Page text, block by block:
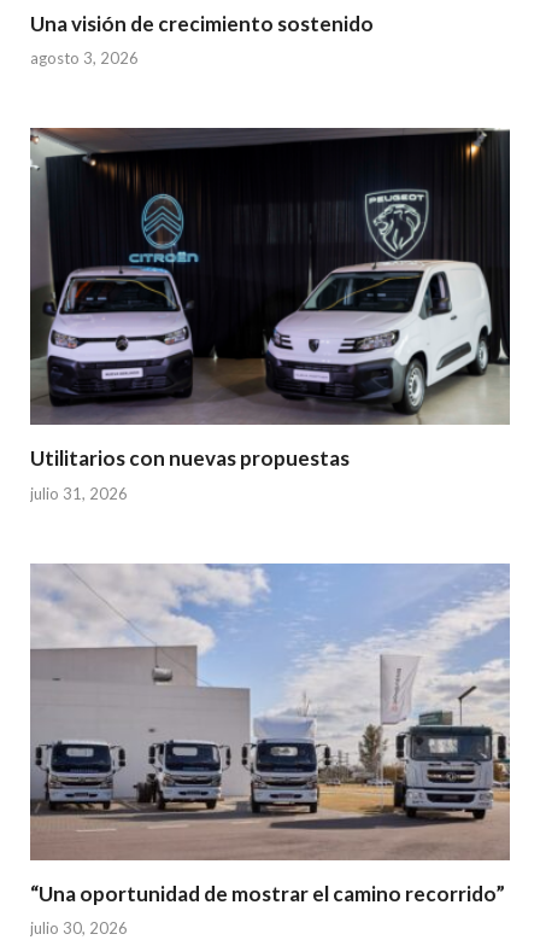
Una visión de crecimiento sostenido
agosto 3, 2026
Utilitarios con nuevas propuestas
julio 31, 2026
“Una oportunidad de mostrar el camino recorrido”
julio 30, 2026